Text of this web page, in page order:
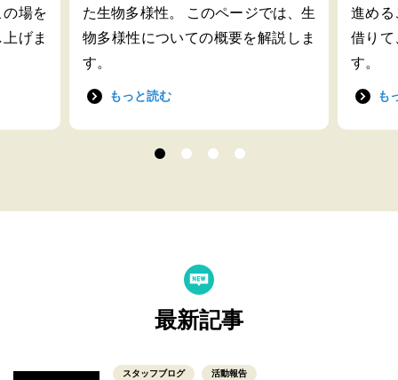
場を
げま
た生物多様性。 このページでは、生
物多様性についての概要を解説しま
す。
もっと読む
進める
借りて
す。
も
最新記事
スタッフブログ 活動報告